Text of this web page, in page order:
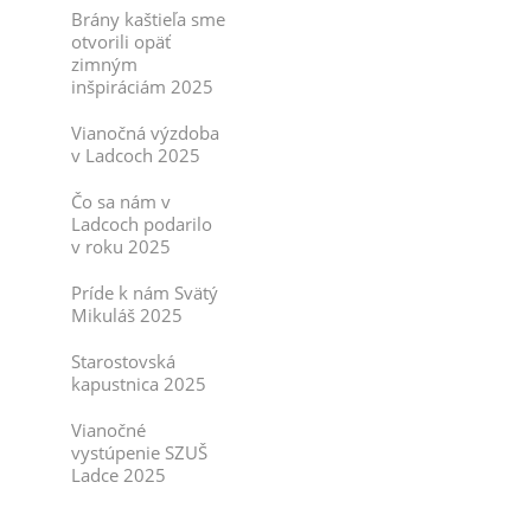
Brány kaštieľa sme
otvorili opäť
zimným
inšpiráciám 2025
Vianočná výzdoba
v Ladcoch 2025
Čo sa nám v
Ladcoch podarilo
v roku 2025
Príde k nám Svätý
Mikuláš 2025
Starostovská
kapustnica 2025
Vianočné
vystúpenie SZUŠ
Ladce 2025